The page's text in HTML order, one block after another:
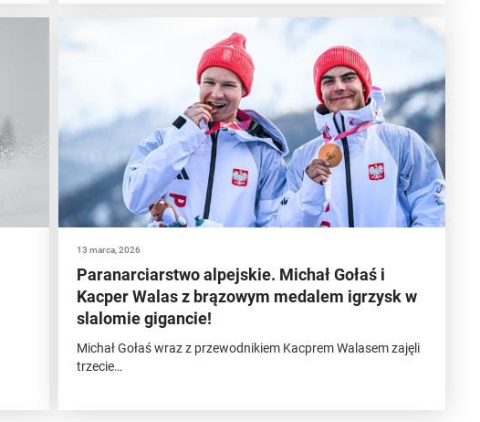
13 marca, 2026
Paranarciarstwo alpejskie. Michał Gołaś i
Kacper Walas z brązowym medalem igrzysk w
slalomie gigancie!
Michał Gołaś wraz z przewodnikiem Kacprem Walasem zajęli
trzecie…